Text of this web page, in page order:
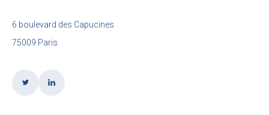
6 boulevard des Capucines
75009 Paris